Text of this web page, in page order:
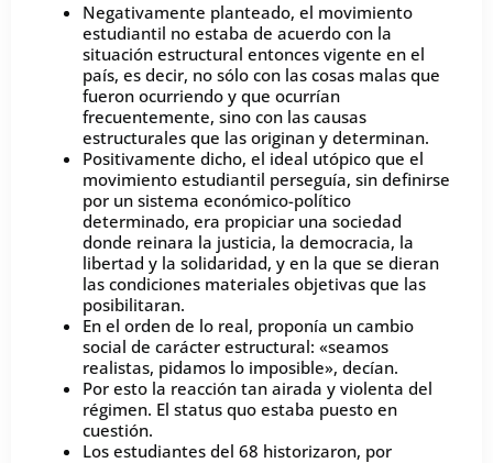
Negativamente planteado, el movimiento
estudiantil no estaba de acuerdo con la
situación estructural entonces vigente en el
país, es decir, no sólo con las cosas malas que
fueron ocurriendo y que ocurrían
frecuentemente, sino con las causas
estructurales que las originan y determinan.
Positivamente dicho, el ideal utópico que el
movimiento estudiantil perseguía, sin definirse
por un sistema económico-político
determinado, era propiciar una sociedad
donde reinara la justicia, la democracia, la
libertad y la solidaridad, y en la que se dieran
las condiciones materiales objetivas que las
posibilitaran.
En el orden de lo real, proponía un cambio
social de carácter estructural: «seamos
realistas, pidamos lo imposible», decían.
Por esto la reacción tan airada y violenta del
régimen. El status quo estaba puesto en
cuestión.
Los estudiantes del 68 historizaron, por